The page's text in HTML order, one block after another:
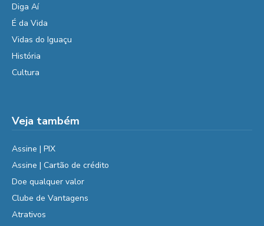
Diga Aí
É da Vida
Vidas do Iguaçu
História
Cultura
Veja também
Assine | PIX
Assine | Cartão de crédito
Doe qualquer valor
Clube de Vantagens
Atrativos